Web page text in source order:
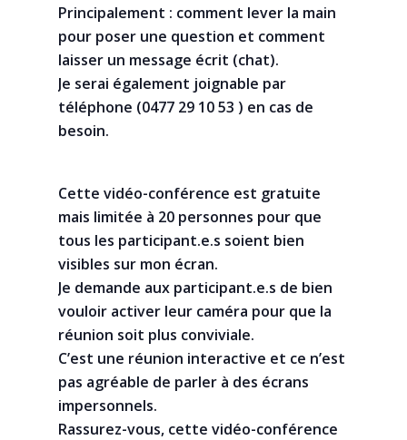
Principalement : comment lever la main
pour poser une question et comment
laisser un message écrit (chat).
Je serai également joignable par
téléphone (0477 29 10 53 ) en cas de
besoin.
Cette vidéo-conférence est gratuite
mais limitée à 20 personnes pour que
tous les participant.e.s soient bien
visibles sur mon écran.
Je demande aux participant.e.s de bien
vouloir activer leur caméra pour que la
réunion soit plus conviviale.
C’est une réunion interactive et ce n’est
pas agréable de parler à des écrans
impersonnels.
Rassurez-vous, cette vidéo-conférence